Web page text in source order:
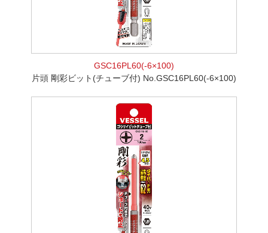
GSC16PL60(-6×100)
片頭 剛彩ビット(チューブ付) No.GSC16PL60(-6×100)